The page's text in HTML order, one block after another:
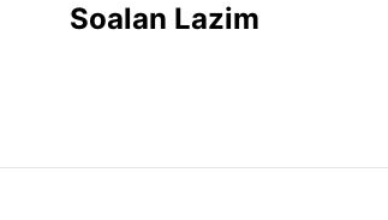
Soalan Lazim